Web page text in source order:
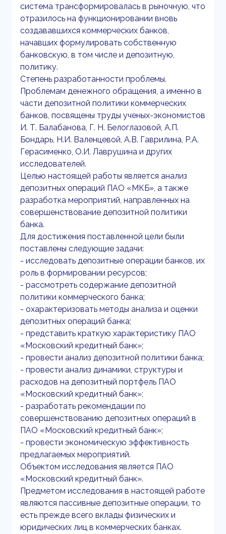
система трансформировалась в рыночную, что
отразилось на функционировании вновь
создававшихся коммерческих банков,
начавших формулировать собственную
банковскую, в том числе и депозитную,
политику.
Степень разработанности проблемы.
Проблемам денежного обращения, а именно в
части депозитной политики коммерческих
банков, посвящены труды ученых-экономистов
И. Т. Балабанова, Г. Н. Белоглазовой, А.П.
Бондарь, Н.И. Валенцевой, А.В. Гаврилина, Р.А.
Герасименко, О.И. Лаврушина и других
исследователей.
Целью настоящей работы является анализ
депозитных операций ПАО «МКБ», а также
разработка мероприятий, направленных на
совершенствование депозитной политики
банка.
Для достижения поставленной цели были
поставлены следующие задачи:
- исследовать депозитные операции банков, их
роль в формировании ресурсов;
- рассмотреть содержание депозитной
политики коммерческого банка;
- охарактеризовать методы анализа и оценки
депозитных операций банка;
- представить краткую характеристику ПАО
«Московский кредитный банк»;
- провести анализ депозитной политики банка;
- провести анализ динамики, структуры и
расходов на депозитный портфель ПАО
«Московский кредитный банк»;
- разработать рекомендации по
совершенствованию депозитных операций в
ПАО «Московский кредитный банк»;
- провести экономическую эффективность
предлагаемых мероприятий.
Объектом исследования является ПАО
«Московский кредитный банк».
Предметом исследования в настоящей работе
являются пассивные депозитные операции, то
есть прежде всего вклады физических и
юридических лиц в коммерческих банках.